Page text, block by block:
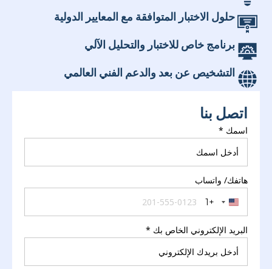
برنامج خاص للاختبار والتحليل الآلي
التشخيص عن بعد والدعم الفني العالمي
اتصل بنا
اسمك
هاتفك/ واتساب
United States +1
+1
البريد الإلكتروني الخاص بك *
رسالة *